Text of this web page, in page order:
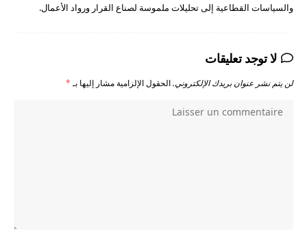
والسياسات القطاعية إلى تحليلات ملموسة لصناع القرار ورواد الأعمال.
لا توجد تعليقات
لن يتم نشر عنوان بريدك الإلكتروني.الحقول الإلزامية مشار إليها بـ *